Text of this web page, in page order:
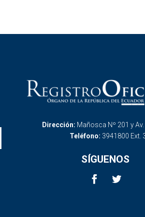
Dirección: Mañosca Nº 201 y
Teléfono: 3941800 Ext.
SÍGUENOS